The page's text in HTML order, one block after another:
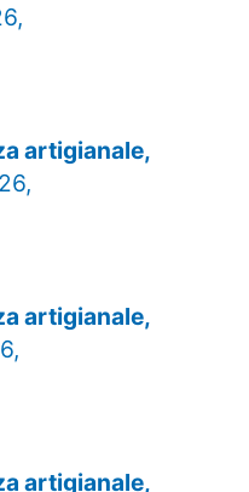
artigianale,
artigianale,
artigianale,